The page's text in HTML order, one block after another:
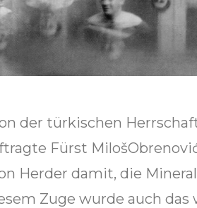
der türkischen
Fürst
Herder damit, die
Zuge wurde auch das